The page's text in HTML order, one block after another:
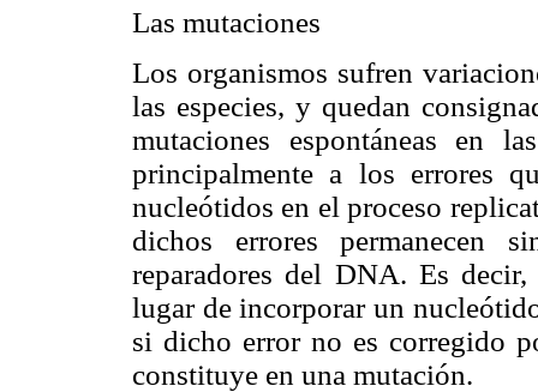
Las mutaciones
Los organismos sufren
las especies, y quedan
mutaciones espontáneas en
principalmente a los errores
nucleótidos en el proceso
dichos errores permanecen
reparadores del DNA. Es
lugar de incorporar un
si dicho error no es corregido
constituye en una mutación.